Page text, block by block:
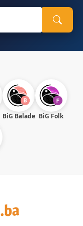
BiG Balade BiG Folk